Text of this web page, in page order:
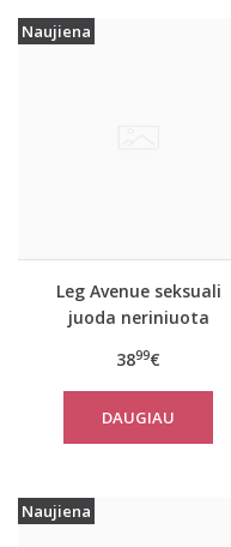
Naujiena
Leg Avenue seksuali
juoda neriniuota
3899€
DAUGIAU
Naujiena